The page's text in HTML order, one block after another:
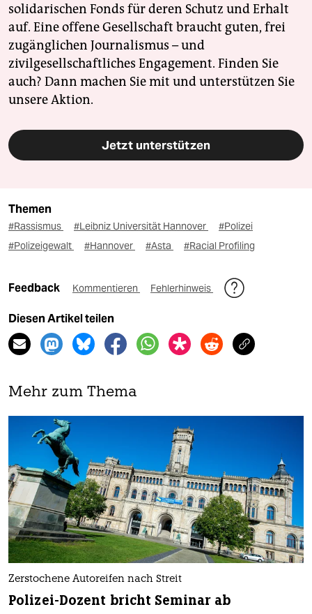
solidarischen Fonds für deren Schutz und Erhalt
auf. Eine offene Gesellschaft braucht guten, frei
zugänglichen Journalismus – und
zivilgesellschaftliches Engagement. Finden Sie
auch? Dann machen Sie mit und unterstützen Sie
unsere Aktion.
Jetzt unterstützen
Themen
#Rassismus #Leibniz Universität Hannover
#Polizei
#Polizeigewalt
#Hannover #Asta #Racial Profiling
Feedback Kommentieren Fehlerhinweis
Diesen Artikel teilen
Mehr zum Thema
Zerstochene Autoreifen nach Streit
Polizei-Dozent bricht Seminar ab